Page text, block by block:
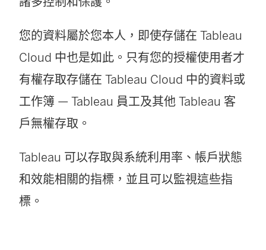
您的資料屬於您本人，即使存儲在 Tableau
Cloud 中也是如此。只有您的授權使用者才
有權存取存儲在 Tableau Cloud 中的資料或
工作簿 — Tableau 員工及其他 Tableau 客
戶無權存取。
Tableau 可以存取與系統利用率、帳戶狀態
和效能相關的指標，並且可以監視這些指
標。